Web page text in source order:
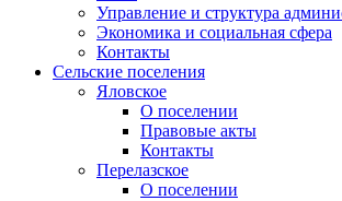
Управление и структура
Экономика и социальная сфера
Контакты
Сельские поселения
Яловское
О поселении
Правовые акты
Контакты
Перелазское
О поселении